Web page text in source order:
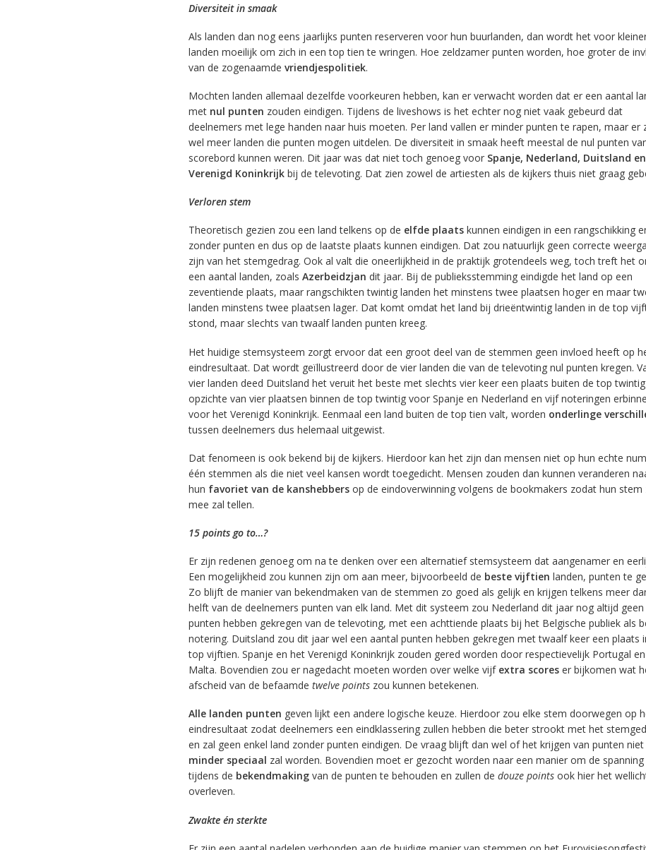
Diversiteit in smaak
Als landen dan nog eens jaarlijks punten reserveren voor hun buurlanden, dan wordt het voor
landen moeilijk om zich in een top tien te wringen. Hoe zeldzamer punten worden, hoe groter de
van de zogenaamde vriendjespolitiek.
Mochten landen allemaal dezelfde voorkeuren hebben, kan er verwacht worden dat er een aantal
met nul punten zouden eindigen. Tijdens de liveshows is het echter nog niet vaak gebeurd dat
deelnemers met lege handen naar huis moeten. Per land vallen er minder punten te rapen, maar er
wel meer landen die punten mogen uitdelen. De diversiteit in smaak heeft meestal de nul punten
scorebord kunnen weren. Dit jaar was dat niet toch genoeg voor Spanje, Nederland, Duitsland
Verenigd Koninkrijk bij de televoting. Dat zien zowel de artiesten als de kijkers thuis niet graag
Verloren stem
Theoretisch gezien zou een land telkens op de elfde plaatskunnen eindigen in een rangschikking
zonder punten en dus op de laatste plaats kunnen eindigen. Dat zou natuurlijk geen correcte
zijn van het stemgedrag. Ook al valt die oneerlijkheid in de praktijk grotendeels weg, toch treft het
een aantal landen, zoals Azerbeidzjan dit jaar. Bij de publieksstemming eindigde het land op een
zeventiende plaats, maar rangschikten twintig landen het minstens twee plaatsen hoger en maar
landen minstens twee plaatsen lager. Dat komt omdat het land bij drieëntwintig landen in de top
stond, maar slechts van twaalf landen punten kreeg.
Het huidige stemsysteem zorgt ervoor dat een groot deel van de stemmen geen invloed heeft op
eindresultaat. Dat wordt geïllustreerd door de vier landen die van de televoting nul punten kregen.
vier landen deed Duitsland het veruit het beste met slechts vier keer een plaats buiten de top
opzichte van vier plaatsen binnen de top twintig voor Spanje en Nederland en vijf noteringen
voor het Verenigd Koninkrijk. Eenmaal een land buiten de top tien valt, worden onderlinge
tussen deelnemers dus helemaal uitgewist.
Dat fenomeen is ook bekend bij de kijkers. Hierdoor kan het zijn dan mensen niet op hun echte
één stemmen als die niet veel kansen wordt toegedicht. Mensen zouden dan kunnen veranderen
hun favoriet van de kanshebbersop de eindoverwinning volgens de bookmakers zodat hun stem
mee zal tellen.
15 points go to…?
Er zijn redenen genoeg om na te denken over een alternatief stemsysteem dat aangenamer en
Een mogelijkheid zou kunnen zijn om aan meer, bijvoorbeeld de beste vijftien landen, punten te
Zo blijft de manier van bekendmaken van de stemmen zo goed als gelijk en krijgen telkens meer
helft van de deelnemers punten van elk land. Met dit systeem zou Nederland dit jaar nog altijd geen
punten hebben gekregen van de televoting, met een achttiende plaats bij het Belgische publiek als
notering. Duitsland zou dit jaar wel een aantal punten hebben gekregen met twaalf keer een plaats
top vijftien. Spanje en het Verenigd Koninkrijk zouden gered worden door respectievelijk Portugal en
Malta. Bovendien zou er nagedacht moeten worden over welke vijf extra scoreser bijkomen wat
afscheid van de befaamde twelve pointszou kunnen betekenen.
Alle landen punten geven lijkt een andere logische keuze. Hierdoor zou elke stem doorwegen op
eindresultaat zodat deelnemers een eindklassering zullen hebben die beter strookt met het
en zal geen enkel land zonder punten eindigen. De vraag blijft dan wel of het krijgen van punten niet
minder speciaal zal worden. Bovendien moet er gezocht worden naar een manier om de spanning
tijdens de bekendmaking van de punten te behouden en zullen de douze pointsook hier het
overleven.
Zwakte én sterkte